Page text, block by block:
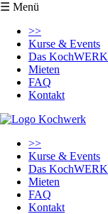
☰ Menü
überspringen
>>
Kurse & Events
Das KochWERK
Mieten
FAQ
Kontakt
überspringen
>>
Kurse & Events
Das KochWERK
Mieten
FAQ
Kontakt